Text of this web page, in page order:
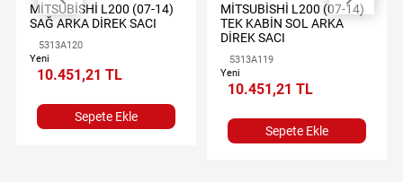
MİTSUBİSHİ L200 (07-14)
SAĞ ARKA DİREK SACI
5313A120
Yeni
10.451,21 TL
Sepete Ekle
MİTSUBİSHİ L200 (07-14)
TEK KABİN SOL ARKA
DİREK SACI
5313A119
Yeni
10.451,21 TL
Sepete Ekle